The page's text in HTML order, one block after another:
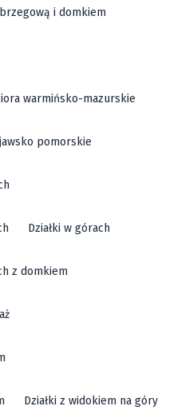
i domkiem
warmińsko-mazurskie
pomorskie
Działki w górach
z domkiem
Działki z widokiem na góry